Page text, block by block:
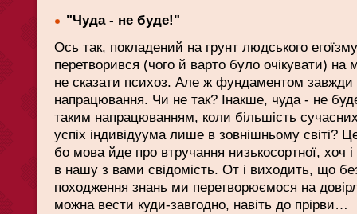
"Чуда - не буде!"
Ось так, покладений на грунт людського
перетворився (чого й варто було очікувати)
не сказати психоз. Але ж фундаментом завжди
напрацювання. Чи не так? Інакше, чуда - не
таким напрацюванням, коли більшість
успіх індивідуума лише в зовнішньому світі?
бо мова йде про втручання низькосортної, хоч
в нашу з вами свідомість. От і виходить, що
походження знань ми перетворюємося на
можна вести куди-завгодно, навіть до прірви…